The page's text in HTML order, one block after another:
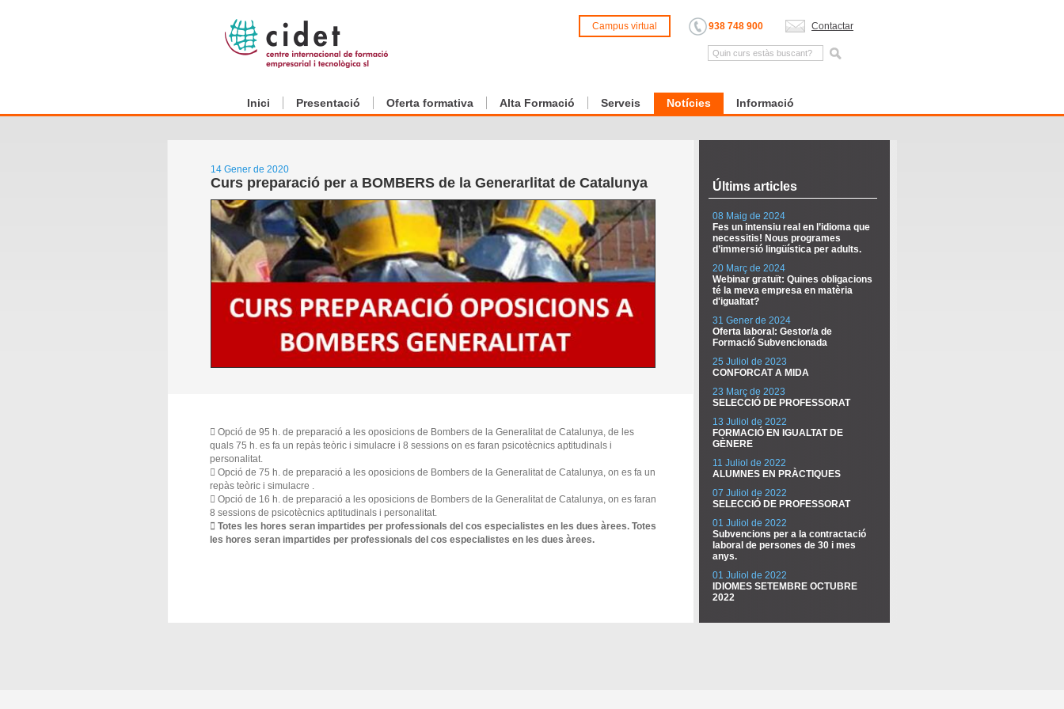
Campus virtual 938 748 900 Contactar
Inici Presentació Oferta formativa Alta Formació Serveis Notícies Informació
14 Gener de 2020
Curs preparació per a BOMBERS de la Generarlitat de Catalunya
 Opció de 95 h. de preparació a les oposicions de Bombers de la Generalitat de Catalunya, de les
quals 75 h. es fa un repàs teòric i simulacre i 8 sessions on es faran psicotècnics aptitudinals i
personalitat.
 Opció de 75 h. de preparació a les oposicions de Bombers de la Generalitat de Catalunya, on es fa un
repàs teòric i simulacre .
 Opció de 16 h. de preparació a les oposicions de Bombers de la Generalitat de Catalunya, on es faran
8 sessions de psicotècnics aptitudinals i personalitat.
 Totes les hores seran impartides per professionals del cos especialistes en les dues àrees. Totes
les hores seran impartides per professionals del cos especialistes en les dues àrees.
Últims articles
08 Maig de 2024
Fes un intensiu real en l’idioma que
necessitis! Nous programes
d’immersió lingüística per adults.
20 Març de 2024
Webinar gratuït: Quines obligacions
té la meva empresa en matèria
d'igualtat?
31 Gener de 2024
Oferta laboral: Gestor/a de
Formació Subvencionada
25 Juliol de 2023
CONFORCAT A MIDA
23 Març de 2023
SELECCIÓ DE PROFESSORAT
13 Juliol de 2022
FORMACIÓ EN IGUALTAT DE
GÈNERE
11 Juliol de 2022
ALUMNES EN PRÀCTIQUES
07 Juliol de 2022
SELECCIÓ DE PROFESSORAT
01 Juliol de 2022
Subvencions per a la contractació
laboral de persones de 30 i mes
anys.
01 Juliol de 2022
IDIOMES SETEMBRE OCTUBRE
2022